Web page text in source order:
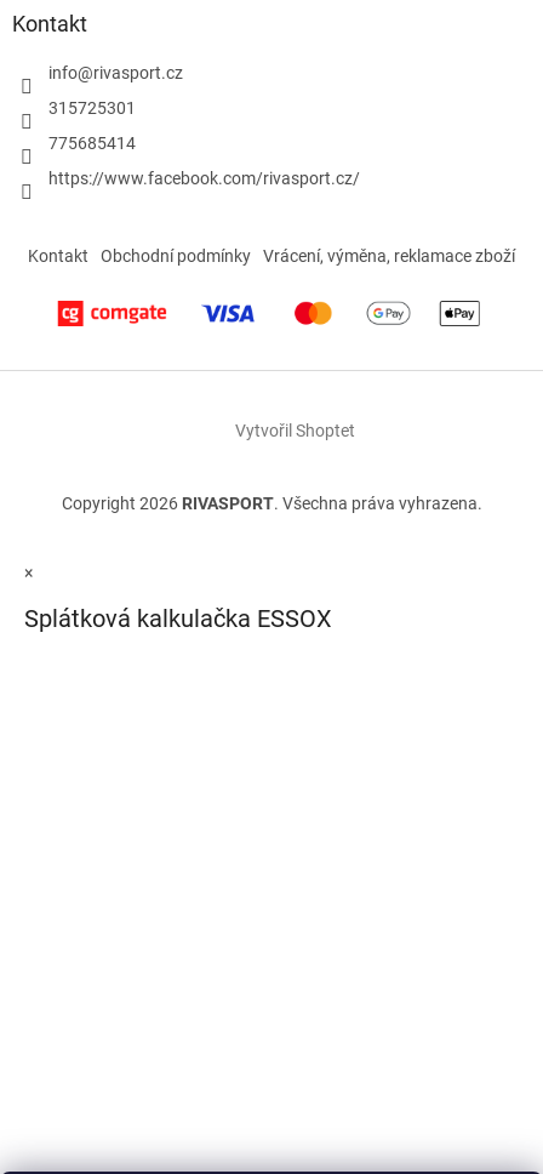
Kontakt
info@rivasport.cz
315725301
775685414
https://www.facebook.com/rivasport.cz/
Kontakt Obchodní podmínky Vrácení, výměna, reklamace zboží
Vytvořil Shoptet
Copyright 2026 RIVASPORT. Všechna práva vyhrazena.
×
Splátková kalkulačka ESSOX